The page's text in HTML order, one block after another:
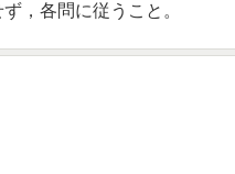
，各問に従うこと。